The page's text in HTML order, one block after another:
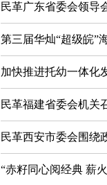
民革广东省委会领导
第三届华灿“超级皖”
加快推进托幼一体化
民革福建省委会机关
民革西安市委会围绕
“赤籽同心阅经典 薪